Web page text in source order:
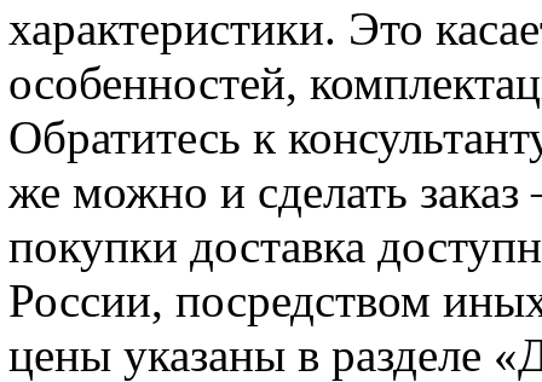
характеристики. Это
особенностей,
Обратитесь к
же можно и сделать
покупки доставка
России, посредством
цены указаны в разделе